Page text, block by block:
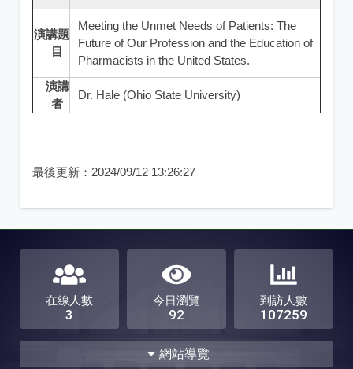
演講題
目
Meeting the Unmet Needs of Patients: The
Future of Our Profession and the Education of
Pharmacists in the United States.
演講
者
Dr. Hale (Ohio State University)
最後更新： 2024/09/12 13:26:27
在線人數
3
今日瀏覽
92
到訪人數
107259
網站導覽